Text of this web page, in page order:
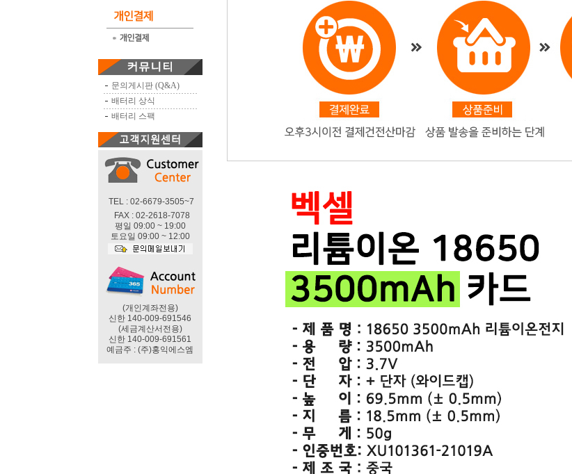
문의게시판 (Q&A)
배터리 상식
배터리 스팩
TEL : 02-6679-3505~7
FAX : 02-2618-7078
평일 09:00 ~ 19:00
토요일 09:00 ~ 12:00
(개인계좌전용)
신한 140-009-691546
(세금계산서전용)
신한 140-009-691561
예금주 : (주)홍익에스엠